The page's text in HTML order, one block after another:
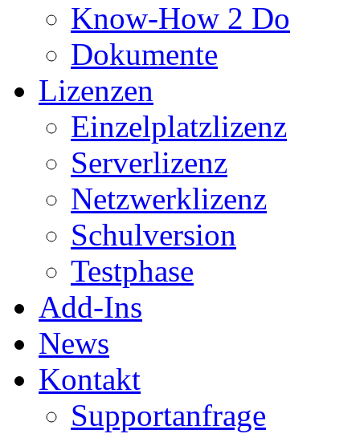
Know-How 2 Do
Dokumente
Lizenzen
Einzelplatzlizenz
Serverlizenz
Netzwerklizenz
Schulversion
Testphase
Add-Ins
News
Kontakt
Supportanfrage